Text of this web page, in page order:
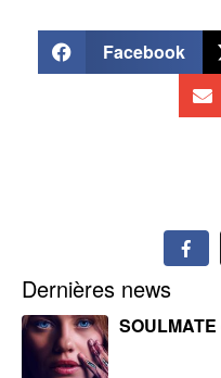
Facebook
Dernières news
SOULMATE